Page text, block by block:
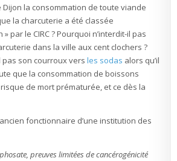
la consommation de toute viande
la charcuterie a été classée
par le CIRC ? Pourquoi n’interdit-il pas
dans la ville aux cent clochers ?
pas son courroux versles sodas alors qu’il
que la consommation de boissons
de mort prématurée, et ce dès la
fonctionnaire d’une institution des
preuves limitées de cancérogénicité